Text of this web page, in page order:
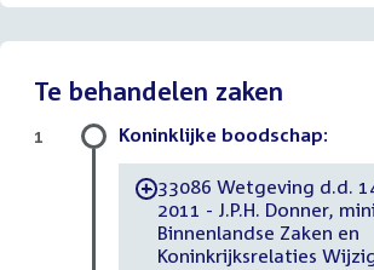
Te behandelen zaken
Koninklijke boodschap:
-33086 Wetgeving d.d.
2011 - J.P.H. Donner,
Binnenlandse Zaken en
Koninkrijksrelaties
1